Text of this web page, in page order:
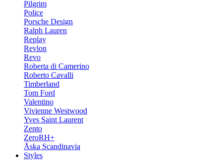
Pilgrim
Police
Porsche Design
Ralph Lauren
Replay
Revlon
Revo
Roberta di Camerino
Roberto Cavalli
Timberland
Tom Ford
Valentino
Vivienne Westwood
Yves Saint Laurent
Zento
ZeroRH+
Åska Scandinavia
Styles